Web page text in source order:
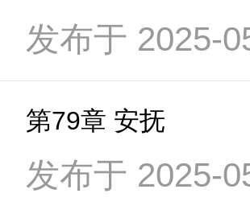
发布于 2025-
第79章 安抚
发布于 2025-